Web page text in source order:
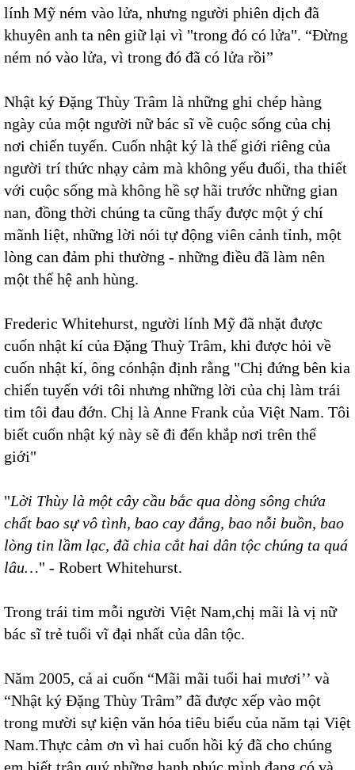
lính Mỹ ném vào lửa, nhưng người phiên dịch đã
khuyên anh ta nên giữ lại vì "trong đó có lửa". “Đừng
ném nó vào lửa, vì trong đó đã có lửa rồi”
Nhật ký Đặng Thùy Trâm là những ghi chép hàng
ngày của một người nữ bác sĩ về cuộc sống của chị
nơi chiến tuyến. Cuốn nhật ký là thế giới riêng của
người trí thức nhạy cảm mà không yếu đuối, tha thiết
với cuộc sống mà không hề sợ hãi trước những gian
nan, đồng thời chúng ta cũng thấy được một ý chí
mãnh liệt, những lời nói tự động viên cảnh tỉnh, một
lòng can đảm phi thường - những điều đã làm nên
một thế hệ anh hùng.
Frederic Whitehurst, người lính Mỹ đã nhặt được
cuốn nhật kí của Đặng Thuỳ Trâm, khi được hỏi về
cuốn nhật kí, ông cónhận định rằng "Chị đứng bên kia
chiến tuyến với tôi nhưng những lời của chị làm trái
tim tôi đau đớn. Chị là Anne Frank của Việt Nam. Tôi
biết cuốn nhật ký này sẽ đi đến khắp nơi trên thế
giới"
"Lời Thùy là một cây cầu bắc qua dòng sông chứa
chất bao sự vô tình, bao cay đắng, bao nỗi buồn, bao
lòng tin lầm lạc, đã chia cắt hai dân tộc chúng ta quá
lâu…" - Robert Whitehurst.
Trong trái tim mỗi người Việt Nam,chị mãi là vị nữ
bác sĩ trẻ tuổi vĩ đại nhất của dân tộc.
Năm 2005, cả ai cuốn “Mãi mãi tuổi hai mươi’’ và
“Nhật ký Đặng Thùy Trâm” đã được xếp vào một
trong mười sự kiện văn hóa tiêu biểu của năm tại Việt
Nam.Thực cảm ơn vì hai cuốn hồi ký đã cho chúng